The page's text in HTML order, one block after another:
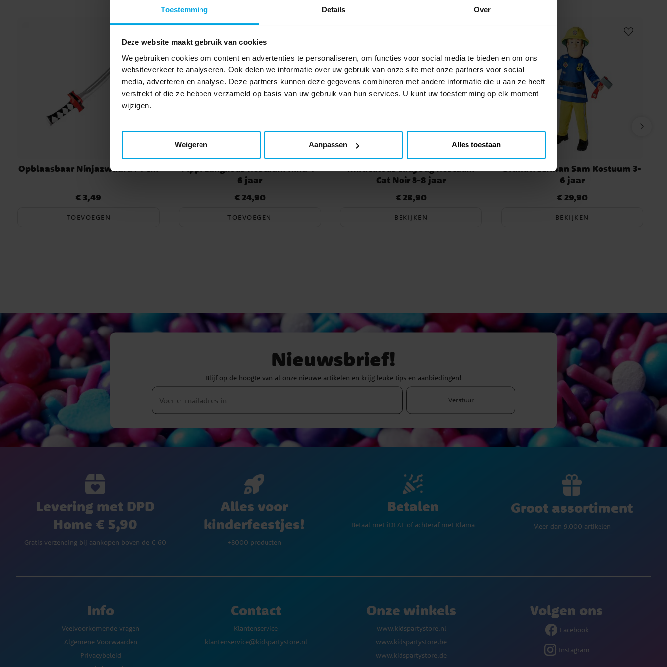
Toestemming Details Over
Deze website maakt gebruik van cookies
We gebruiken cookies om content en advertenties te personaliseren, om functies voor social media te bieden en om ons
websiteverkeer te analyseren. Ook delen we informatie over uw gebruik van onze site met onze partners voor social
media, adverteren en analyse. Deze partners kunnen deze gegevens combineren met andere informatie die u aan ze heeft
verstrekt of die ze hebben verzameld op basis van uw gebruik van hun services. U kunt uw toestemming op elk moment
wijzigen.
Weigeren Aanpassen Alles toestaan
Opblaasbaar Ninjazwaard 74 cm
Prijs:€ 3,49
€ 3,49
TOEVOEGEN
Pippi Langkous Kostuum Kind 4-
6 jaar
Prijs:€ 24,90
€ 24,90
TOEVOEGEN
Miraculous Ladybug Kostuum
Cat Noir 3-8 jaar
Prijs:€ 28,90
€ 28,90
BEKIJKEN
Brandweerman Sam Kostuum 3-
6 jaar
Prijs:€ 29,90
€ 29,90
BEKIJKEN
Nieuwsbrief!
Blijf op de hoogte van al onze nieuwe artikelen en krijg leuke tips en aanbiedingen!
Verstuur
Levering met DPD
Home € 5,90
Gratis verzending bij aankopen boven de € 60
Alles voor
kinderfeestjes!
+8000 producten
Betalen
Betaal met iDEAL of achteraf met Klarna
Groot assortiment
Meer dan 9.000 artikelen
Info
Veelvoorkomende vragen
Algemene Voorwaarden
Privacybeleid
Contact
Klantenservice
klantenservice@kidspartystore.nl
Onze winkels
www.kidspartystore.nl
www.kidspartystore.be
www.kidspartystore.de
Volgen ons
Facebook
Instagram